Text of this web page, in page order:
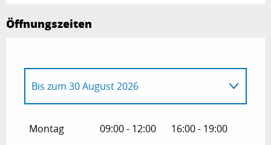
Öffnungszeiten
Bis zum 30 August 2026
Montag 09:00 - 12:00 16:00 - 19:00